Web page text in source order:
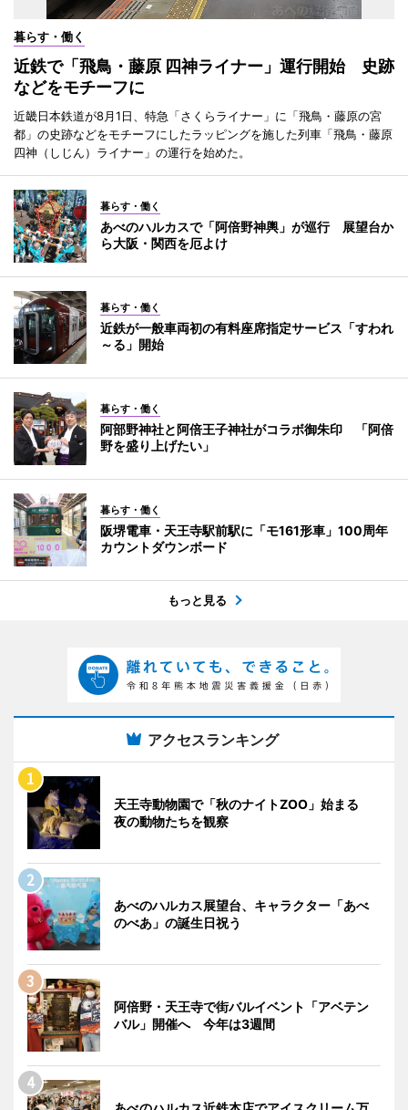
暮らす・働く
近鉄で「飛鳥・藤原 四神ライナー」運行開始 史跡
などをモチーフに
近畿日本鉄道が8月1日、特急「さくらライナー」に「飛鳥・藤原の宮
都」の史跡などをモチーフにしたラッピングを施した列車「飛鳥・藤原
四神（しじん）ライナー」の運行を始めた。
暮らす・働く
あべのハルカスで「阿倍野神輿」が巡行 展望台か
ら大阪・関西を厄よけ
暮らす・働く
近鉄が一般車両初の有料座席指定サービス「すわれ
～る」開始
暮らす・働く
阿部野神社と阿倍王子神社がコラボ御朱印 「阿倍
野を盛り上げたい」
暮らす・働く
阪堺電車・天王寺駅前駅に「モ161形車」100周年
カウントダウンボード
もっと見る
アクセスランキング
天王寺動物園で「秋のナイトZOO」始まる
夜の動物たちを観察
あべのハルカス展望台、キャラクター「あべ
のべあ」の誕生日祝う
阿倍野・天王寺で街バルイベント「アベテン
バル」開催へ 今年は3週間